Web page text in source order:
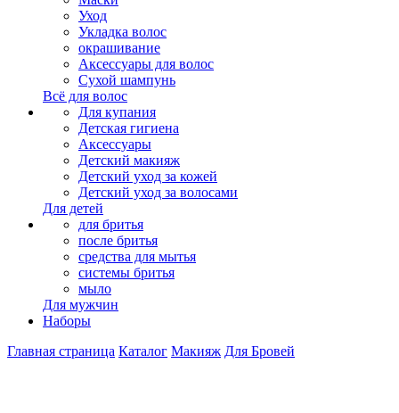
Уход
Укладка волос
окрашивание
Аксессуары для волос
Сухой шампунь
Всё для волос
Для купания
Детская гигиена
Аксессуары
Детский макияж
Детский уход за кожей
Детский уход за волосами
Для детей
для бритья
после бритья
средства для мытья
системы бритья
мыло
Для мужчин
Наборы
Главная страница Каталог Макияж Для Бровей